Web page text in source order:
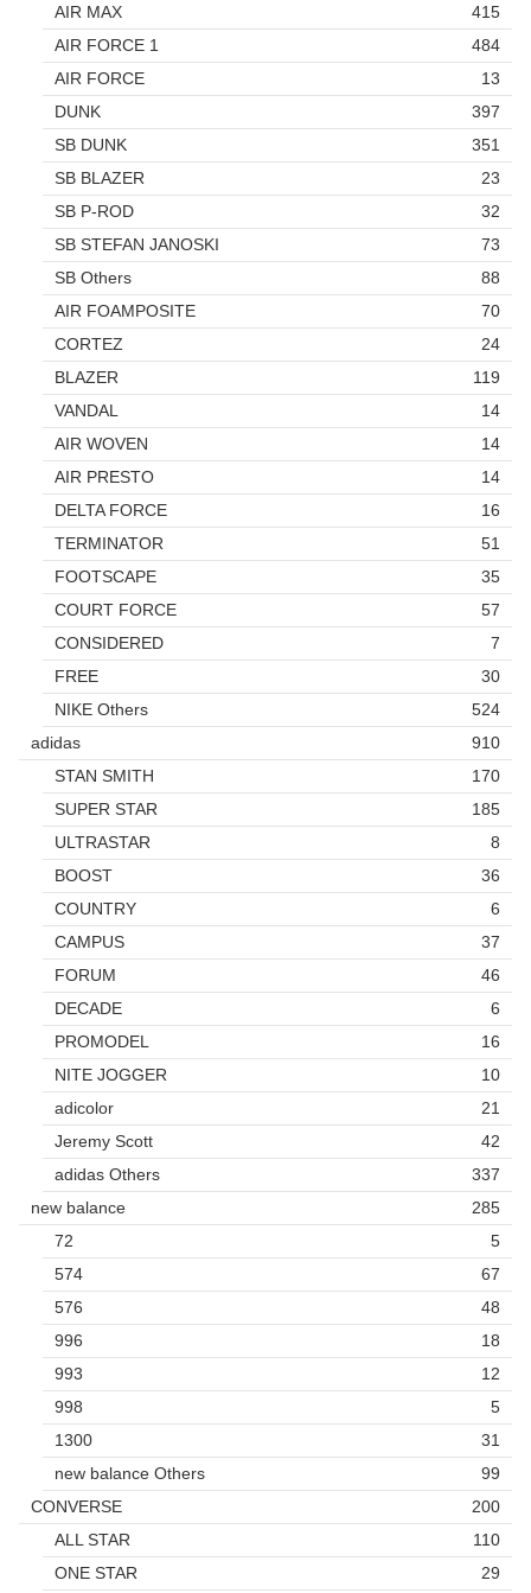
AIR MAX
415
AIR FORCE 1
484
AIR FORCE
13
DUNK
397
SB DUNK
351
SB BLAZER
23
SB P-ROD
32
SB STEFAN JANOSKI
73
SB Others
88
AIR FOAMPOSITE
70
CORTEZ
24
BLAZER
119
VANDAL
14
AIR WOVEN
14
AIR PRESTO
14
DELTA FORCE
16
TERMINATOR
51
FOOTSCAPE
35
COURT FORCE
57
CONSIDERED
7
FREE
30
NIKE Others
524
adidas
910
STAN SMITH
170
SUPER STAR
185
ULTRASTAR
8
BOOST
36
COUNTRY
6
CAMPUS
37
FORUM
46
DECADE
6
PROMODEL
16
NITE JOGGER
10
adicolor
21
Jeremy Scott
42
adidas Others
337
new balance
285
72
5
574
67
576
48
996
18
993
12
998
5
1300
31
new balance Others
99
CONVERSE
200
ALL STAR
110
ONE STAR
29